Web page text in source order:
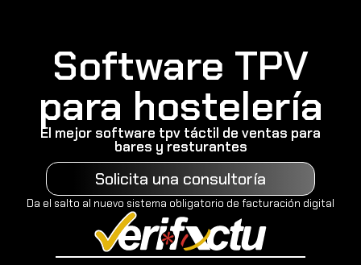
Software TPV
para hostelería
El mejor software tpv táctil de ventas para
bares y resturantes
Solicita una consultoría
Da el salto al nuevo sistema obligatorio de facturación digital